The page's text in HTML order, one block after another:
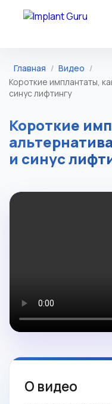
Главная / Видео /
Короткие имплантаты,
синус лифтингу
Короткие
и синус
О видео